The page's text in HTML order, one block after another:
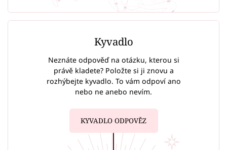
Kyvadlo
Neznáte odpověď na otázku, kterou si
právě kladete? Položte si ji znovu a
rozhýbejte kyvadlo. To vám odpoví ano
nebo ne anebo nevím.
KYVADLO ODPOVĚZ